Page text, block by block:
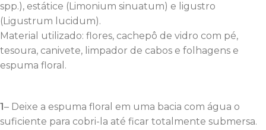
spp.), estátice (Limonium sinuatum) e ligustro
(Ligustrum lucidum).
Material utilizado: flores, cachepô de vidro com pé,
tesoura, canivete, limpador de cabos e folhagens e
espuma floral.
1– Deixe a espuma floral em uma bacia com água o
suficiente para cobri-la até ficar totalmente submersa.